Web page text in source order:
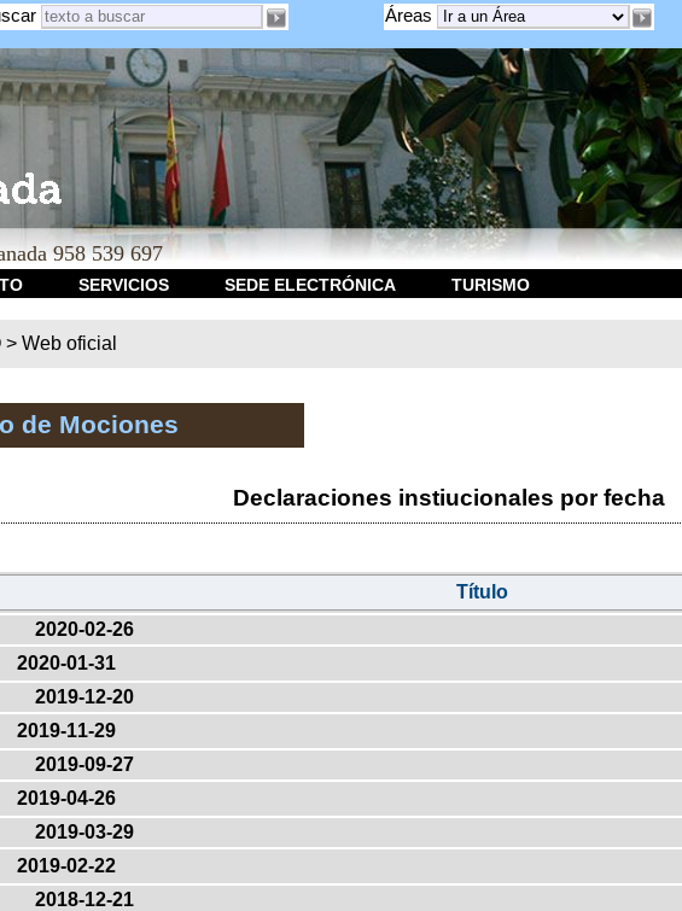
Áreas
958 539 697
SERVICIOS SEDE ELECTRÓNICA TURISMO
Web oficial
de Mociones
Declaraciones instiucionales por fecha
Título
2020-02-26
2020-01-31
2019-12-20
2019-11-29
2019-09-27
2019-04-26
2019-03-29
2019-02-22
2018-12-21